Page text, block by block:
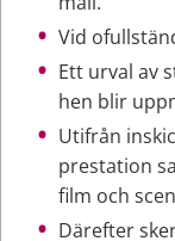
Vid
Ett urval av
hen blir
Utifrån
prestation
film och
Därefter